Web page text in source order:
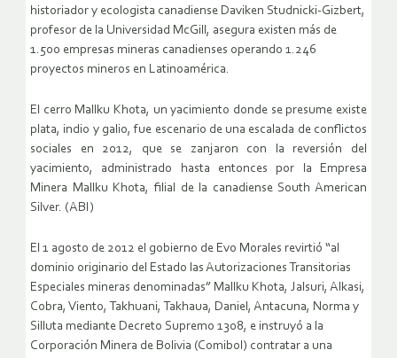
historiador y ecologista canadiense Daviken Studnicki-Gizbert,
profesor de la Universidad McGill, asegura existen más de
1.500 empresas mineras canadienses operando 1.246
proyectos mineros en Latinoamérica.
El cerro Mallku Khota, un yacimiento donde se presume existe
plata, indio y galio, fue escenario de una escalada de conflictos
sociales en 2012, que se zanjaron con la reversión del
yacimiento, administrado hasta entonces por la Empresa
Minera Mallku Khota, filial de la canadiense South American
Silver. (ABI)
El 1 agosto de 2012 el gobierno de Evo Morales revirtió “al
dominio originario del Estado las Autorizaciones Transitorias
Especiales mineras denominadas” Mallku Khota, Jalsuri, Alkasi,
Cobra, Viento, Takhuani, Takhaua, Daniel, Antacuna, Norma y
Silluta mediante Decreto Supremo 1308, e instruyó a la
Corporación Minera de Bolivia (Comibol) contratar a una